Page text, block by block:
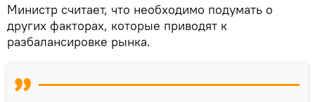
Министр считает, что необходимо подумать о
других факторах, которые приводят к
разбалансировке рынка.